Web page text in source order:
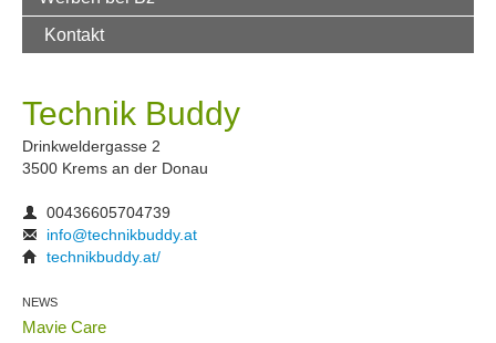
Kontakt
Technik Buddy
Drinkweldergasse 2
3500 Krems an der Donau
00436605704739
info@technikbuddy.at
technikbuddy.at/
NEWS
Mavie Care